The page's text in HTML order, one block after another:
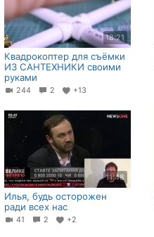
18:21
Квадрокоптер для съёмки
ИЗ САНТЕХНИКИ своими
руками
244 2 +13
11:48
Илья, будь осторожен
ради всех нас
41 2 +2